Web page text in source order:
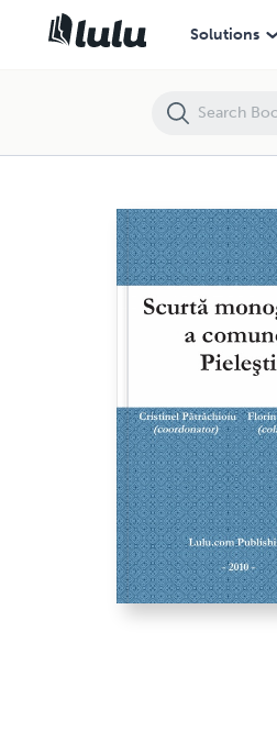
Solutions
Scurtă monografie a Comunei Pieleşti